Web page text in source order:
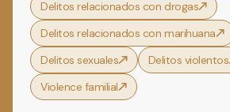
Delitos relacionados con drogas
Delitos relacionados con marihuana
Delitos sexuales
Delitos violentos
Violence familial